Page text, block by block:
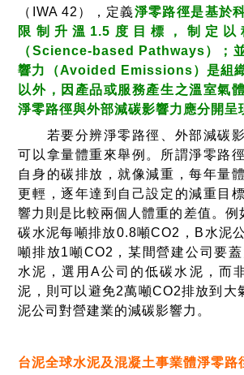
（IWA 42），定義淨零路徑是基於
限制升溫1.5度目標，制定以
（Science-based Pathways）；
響力（Avoided Emissions）是組
以外，因產品或服務產生之溫室氣
淨零路徑與外部減碳影響力應分開呈
若要分辨淨零路徑、外部減碳影
可以拿量體重來舉例。所謂淨零路
自身的碳排放，就像減重，每年量
更輕，逐年達到自己設定的減重目
響力則是比較兩個人體重的差值。例
碳水泥每噸排放0.8噸CO2，B水泥
噸排放1噸CO2，某間營建公司要
水泥，選用A公司的低碳水泥，而
泥，則可以避免2萬噸CO2排放到大
泥公司對營建業的減碳影響力。
台泥全球水泥及混凝土事業體淨零路